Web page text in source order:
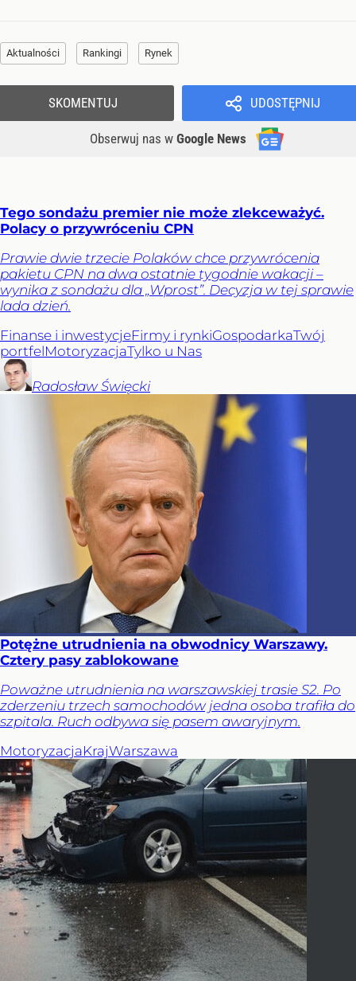
Aktualności Rankingi Rynek
UDOSTĘPNIJ
Obserwuj nas w Google News
SKOMENTUJ
Tego sondażu premier nie może zlekceważyć.
Polacy o przywróceniu CPN
Prawie dwie trzecie Polaków chce przywrócenia
pakietu CPN na dwa ostatnie tygodnie wakacji –
wynika z sondażu dla „Wprost”. Decyzja w tej sprawie
lada dzień.
Finanse i inwestycjeFirmy i rynkiGospodarkaTwój
portfelMotoryzacjaTylko u Nas
Radosław Święcki
Potężne utrudnienia na obwodnicy Warszawy.
Cztery pasy zablokowane
Poważne utrudnienia na warszawskiej trasie S2. Po
zderzeniu trzech samochodów jedna osoba trafiła do
szpitala. Ruch odbywa się pasem awaryjnym.
MotoryzacjaKrajWarszawa